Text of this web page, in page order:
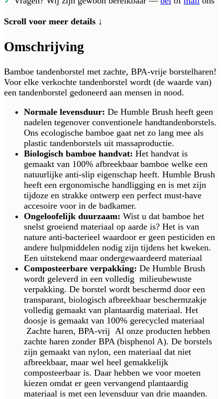
Scroll voor meer details ↓
Omschrijving
Bamboe tandenborstel met zachte, BPA-vrije borstelharen!
Voor elke verkochte tandenborstel wordt (de waarde van)
een tandenborstel gedoneerd aan mensen in nood.
Normale levensduur: De Humble Brush heeft geen
nadelen tegenover conventionele handtandenborstels.
Ons ecologische bamboe gaat net zo lang mee als
plastic tandenborstels uit massaproductie.
Biologisch bamboe handvat: Het handvat is
gemaakt van 100% afbreekbaar bamboe welke een
natuurlijke anti-slip eigenschap heeft. Humble Brush
heeft een ergonomische handligging en is met zijn
tijdoze en strakke ontwerp een perfect must-have
accesoire voor in de badkamer.
Ongeloofelijk duurzaam: Wist u dat bamboe het
snelst groeiend materiaal op aarde is? Het is van
nature anti-bacterieel waardoor er geen pesticiden en
andere hulpmiddelen nodig zijn tijdens het kweken.
Een uitstekend maar ondergewaardeerd materiaal
Composteerbare verpakking: De Humble Brush
wordt geleverd in een volledig milieubewuste
verpakking. De borstel wordt beschermd door een
transparant, biologisch afbreekbaar beschermzakje
volledig gemaakt van plantaardig materiaal. Het
doosje is gemaakt van 100% gerecycled materiaal
Zachte haren, BPA-vrij Al onze producten hebben
zachte haren zonder BPA (bisphenol A). De borstels
zijn gemaakt van nylon, een materiaal dat niet
afbreekbaar, maar wel heel gemakkelijk
composteerbaar is. Daar hebben we voor moeten
kiezen omdat er geen vervangend plantaardig
materiaal is met een levensduur van drie maanden.